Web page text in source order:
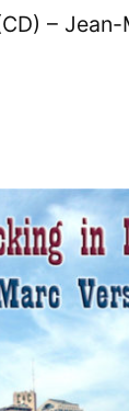
– Jean-